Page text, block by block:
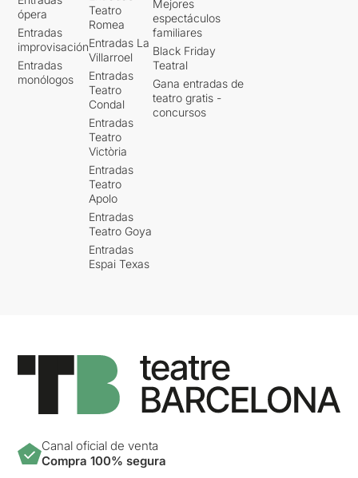
ópera
Entradas
improvisación
Entradas
monólogos
Teatro
Romea
Entradas La
Villarroel
Entradas
Teatro
Condal
Entradas
Teatro
Victòria
Entradas
Teatro
Apolo
Entradas
Teatro Goya
Entradas
Espai Texas
Mejores
espectáculos
familiares
Black Friday
Teatral
Gana entradas de
teatro gratis -
concursos
Canal oficial de venta
Compra 100% segura